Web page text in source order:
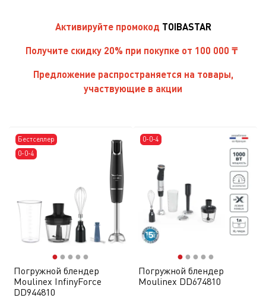
Активируйте промокод TOIBASTAR
Получите скидку 20% при покупке от 100 000 ₸
Предложение распространяется на товары,
участвующие в акции
Бестселлер
0-0-4
●● ● ● ●
Погружной блендер
Moulinex InfinyForce
DD944810
0-0-4
●● ● ● ●
Погружной блендер
Moulinex DD674810